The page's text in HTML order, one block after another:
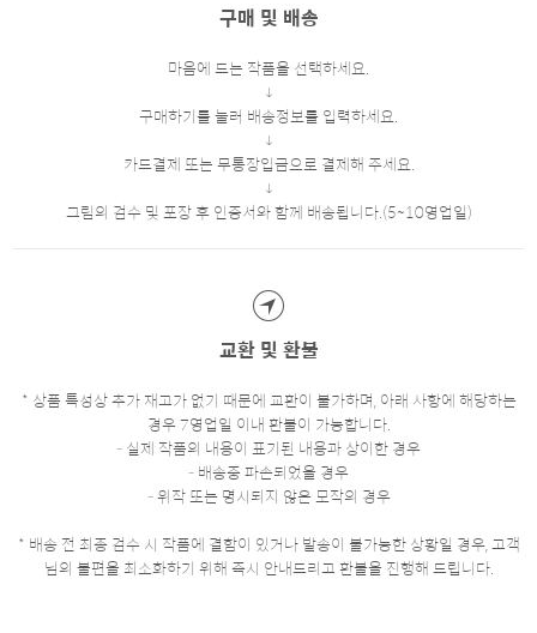
구매 및 배송
마음에 드는 작품을 선택하세요.
구매하기를 눌러 배송정보를 입력하세요.
카드결제 또는 무통장입금으로 결제해 주세요.
그림의 검수 및 포장 후 인증서와 함께 배송됩니다.(5~10영업일)
교환 및 환불
* 상품 특성상 추가 재고가 없기 때문에 교환이 불가하며, 아래 사항에 해당하는
경우 7영업일 이내 환불이 가능합니다.
- 실제 작품의 내용이 표기된 내용과 상이한 경우
- 배송중 파손되었을 경우
- 위작 또는 명시되지 않은 모작의 경우
* 배송 전 최종 검수 시 작품에 결함이 있거나 발송이 불가능한 상황일 경우, 고객
님의 불편을 최소화하기 위해 즉시 안내드리고 환불을 진행해 드립니다.